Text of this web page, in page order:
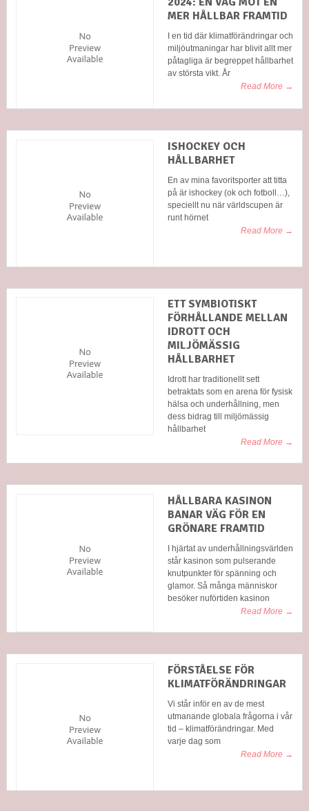
MER HÅLLBAR FRAMTID
I en tid där klimatförändringar och
miljöutmaningar har blivit allt mer
påtagliga är begreppet hållbarhet
av största vikt. År
Read More →
ISHOCKEY OCH
HÅLLBARHET
En av mina favoritsporter att titta
på är ishockey (ok och fotboll…),
speciellt nu när världscupen är
runt hörnet
Read More →
ETT SYMBIOTISKT
FÖRHÅLLANDE MELLAN
IDROTT OCH
MILJÖMÄSSIG
HÅLLBARHET
Idrott har traditionellt sett
betraktats som en arena för fysisk
hälsa och underhållning, men
dess bidrag till miljömässig
hållbarhet
Read More →
HÅLLBARA KASINON
BANAR VÄG FÖR EN
GRÖNARE FRAMTID
I hjärtat av underhållningsvärlden
står kasinon som pulserande
knutpunkter för spänning och
glamor. Så många människor
besöker nuförtiden kasinon
Read More →
FÖRSTÅELSE FÖR
KLIMATFÖRÄNDRINGAR
Vi står inför en av de mest
utmanande globala frågorna i vår
tid – klimatförändringar. Med
varje dag som
Read More →